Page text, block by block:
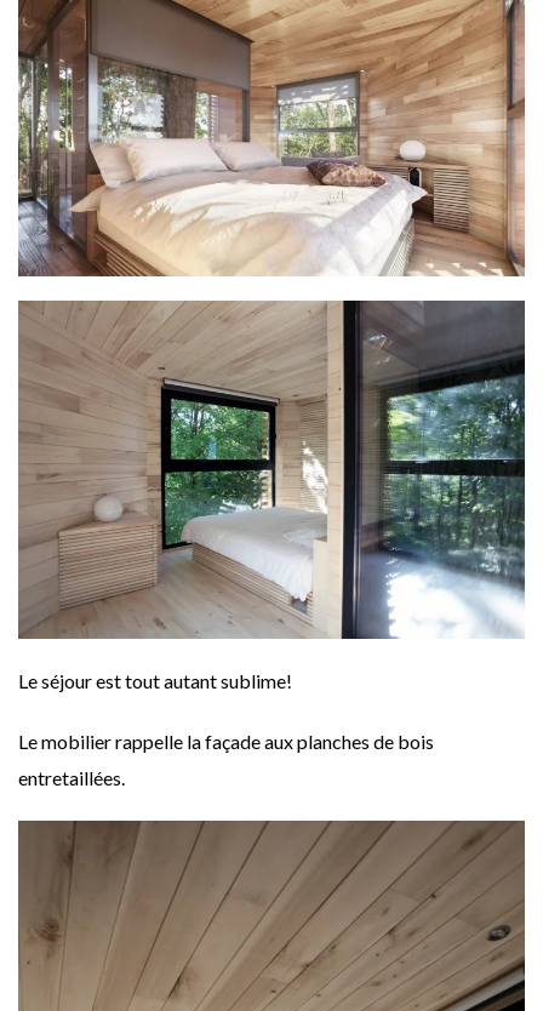
Le séjour est tout autant sublime!
Le mobilier rappelle la façade aux planches de bois
entretaillées.